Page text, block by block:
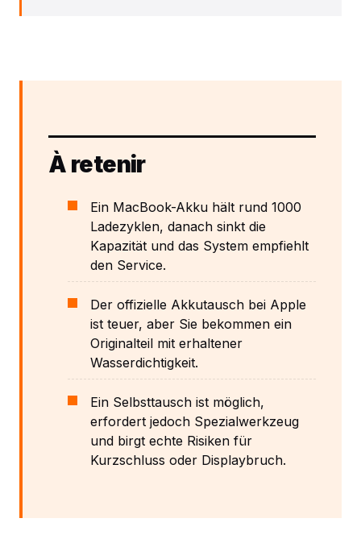
À retenir
Ein MacBook-Akku hält rund 1000
Ladezyklen, danach sinkt die
Kapazität und das System empfiehlt
den Service.
Der offizielle Akkutausch bei Apple
ist teuer, aber Sie bekommen ein
Originalteil mit erhaltener
Wasserdichtigkeit.
Ein Selbsttausch ist möglich,
erfordert jedoch Spezialwerkzeug
und birgt echte Risiken für
Kurzschluss oder Displaybruch.